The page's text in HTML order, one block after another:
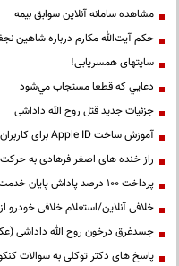
مشاهده سامانه آنلاين سوابق بیمه
حكم آيت‌الله مكارم درباره شاهين
سایتهای همسریابی!
دعايي كه قطعا مستجاب مي‌شود
جزئیات جدید قتل روح الله داداشی
آموزش ساخت Apple ID برای کاربران ایرانی
راز خنده های اصغر فرهادی به
پرداخت ۱۰۰ درصد پاداش پایان خدمت فرهنگیان
خلافی آنلاین/استعلام خلافی خودرو
جسدغرق درخون روح الله داداشی
پاسخ های دکتر توکلی به سوالات